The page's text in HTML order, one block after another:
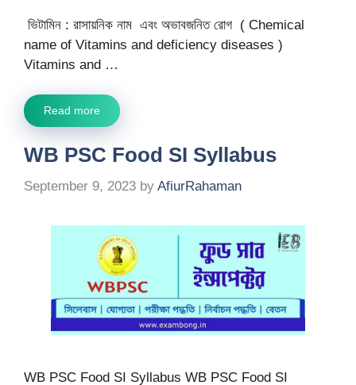
ভিটামিন : রাসায়নিক নাম এবং অভাবজনিত রোগ ( Chemical
name of Vitamins and deficiency diseases )
Vitamins and …
Read more
WB PSC Food SI Syllabus
September 9, 2023 by AfiurRahaman
WB PSC Food SI Syllabus WB PSC Food SI